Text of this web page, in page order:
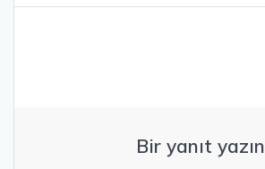
Bir yanıt yazın